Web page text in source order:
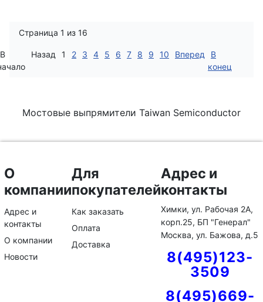
Страница 1 из 16
В
Назад 1 2 3 4 5 6 7 8 9 10 Вперед
В
конец
Мостовые выпрямители Taiwan Semiconductor
О
компании
Адрес и
контакты
О компании
Новости
Для
покупателей
Как заказать
Оплата
Доставка
Адрес и
контакты
Химки, ул. Рабочая 2А,
корп.25, БП "Генерал"
Москва, ул. Бажова, д.5
8(495)123-
3509
8(495)669-